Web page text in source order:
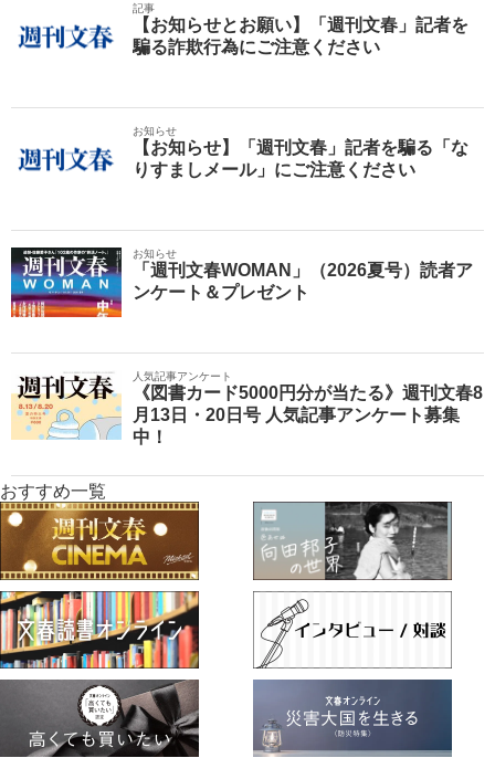
記事
【お知らせとお願い】「週刊文春」記者を
騙る詐欺行為にご注意ください
お知らせ
【お知らせ】「週刊文春」記者を騙る「な
りすましメール」にご注意ください
お知らせ
「週刊文春WOMAN」（2026夏号）読者ア
ンケート＆プレゼント
人気記事アンケート
《図書カード5000円分が当たる》週刊文春8
月13日・20日号 人気記事アンケート募集
中！
おすすめ一覧